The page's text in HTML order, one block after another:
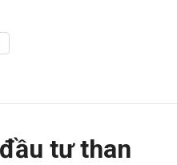
tư than